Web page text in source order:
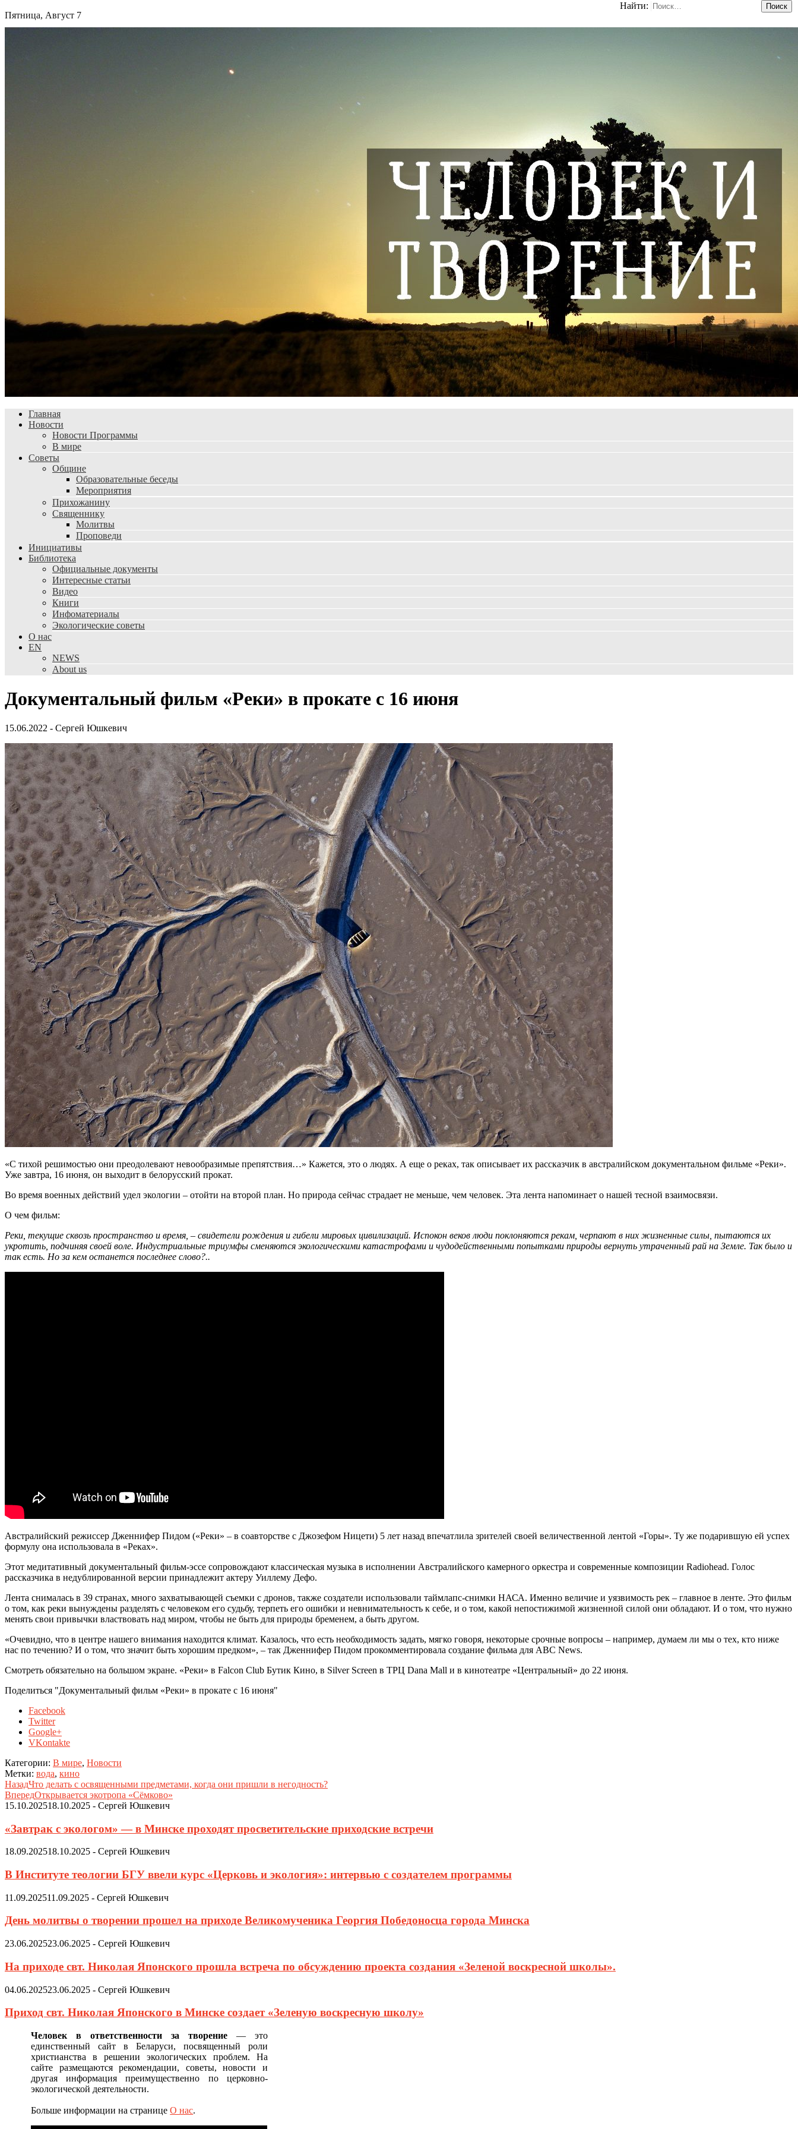
Пятница, Август 7
Найти:
Главная
Новости
Новости Программы
В мире
Советы
Общине
Образовательные беседы
Мероприятия
Прихожанину
Священнику
Молитвы
Проповеди
Инициативы
Библиотека
Официальные документы
Интересные статьи
Видео
Книги
Инфоматериалы
Экологические советы
О нас
EN
NEWS
About us
Документальный фильм «Реки» в прокате с 16 июня
15.06.2022 - Сергей Юшкевич
«С тихой решимостью они преодолевают невообразимые препятствия…» Кажется, это о людях. А еще о реках, так описывает их рассказчик в австралийском документальном фильме «Реки».
Уже завтра, 16 июня, он выходит в белорусский прокат.
Во время военных действий удел экологии – отойти на второй план. Но природа сейчас страдает не меньше, чем человек. Эта лента напоминает о нашей тесной взаимосвязи.
О чем фильм:
Реки, текущие сквозь пространство и время, – свидетели рождения и гибели мировых цивилизаций. Испокон веков люди поклоняются рекам, черпают в них жизненные силы, пытаются их
укротить, подчиняя своей воле. Индустриальные триумфы сменяются экологическими катастрофами и чудодейственными попытками природы вернуть утраченный рай на Земле. Так было и
так есть. Но за кем останется последнее слово?..
Австралийский режиссер Дженнифер Пидом («Реки» – в соавторстве с Джозефом Ницети) 5 лет назад впечатлила зрителей своей величественной лентой «Горы». Ту же подарившую ей успех
формулу она использовала в «Реках».
Этот медитативный документальный фильм-эссе сопровождают классическая музыка в исполнении Австралийского камерного оркестра и современные композиции Radiohead. Голос
рассказчика в недублированной версии принадлежит актеру Уиллему Дефо.
Лента снималась в 39 странах, много захватывающей съемки с дронов, также создатели использовали таймлапс-снимки НАСА. Именно величие и уязвимость рек – главное в ленте. Это фильм
о том, как реки вынуждены разделять с человеком его судьбу, терпеть его ошибки и невнимательность к себе, и о том, какой непостижимой жизненной силой они обладают. И о том, что нужно
менять свои привычки властвовать над миром, чтобы не быть для природы бременем, а быть другом.
«Очевидно, что в центре нашего внимания находится климат. Казалось, что есть необходимость задать, мягко говоря, некоторые срочные вопросы – например, думаем ли мы о тех, кто ниже
нас по течению? И о том, что значит быть хорошим предком», – так Дженнифер Пидом прокомментировала создание фильма для ABC News.
Смотреть обязательно на большом экране. «Реки» в Falcon Club Бутик Кино, в Silver Screen в ТРЦ Dana Mall и в кинотеатре «Центральный» до 22 июня.
Поделиться "Документальный фильм «Реки» в прокате с 16 июня"
Facebook
Twitter
Google+
VKontakte
Категории: В мире, Новости
Метки: вода, кино
НазадЧто делать с освященными предметами, когда они пришли в негодность?
ВпередОткрывается экотропа «Сёмково»
15.10.202518.10.2025 - Сергей Юшкевич
«Завтрак с экологом» — в Минске проходят просветительские приходские встречи
18.09.202518.10.2025 - Сергей Юшкевич
В Институте теологии БГУ ввели курс «Церковь и экология»: интервью с создателем программы
11.09.202511.09.2025 - Сергей Юшкевич
День молитвы о творении прошел на приходе Великомученика Георгия Победоносца города Минска
23.06.202523.06.2025 - Сергей Юшкевич
На приходе свт. Николая Японского прошла встреча по обсуждению проекта создания «Зеленой воскресной школы».
04.06.202523.06.2025 - Сергей Юшкевич
Приход свт. Николая Японского в Минске создает «Зеленую воскресную школу»
Человек в ответственности за творение— это
единственный сайт в Беларуси, посвященный роли
христианства в решении экологических проблем. На
сайте размещаются рекомендации, советы, новости и
другая информация преимущественно по церковно-
экологической деятельности.
Больше информации на страницеО нас.